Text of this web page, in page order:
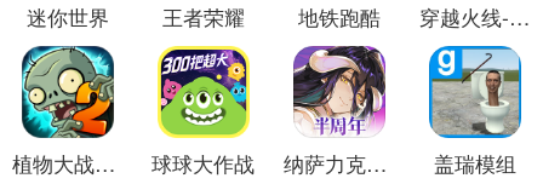
迷你世界 王者荣耀 地铁跑酷 穿越火线-枪战王者
植物大战僵尸2 球球大作战 纳萨力克之王 盖瑞模组